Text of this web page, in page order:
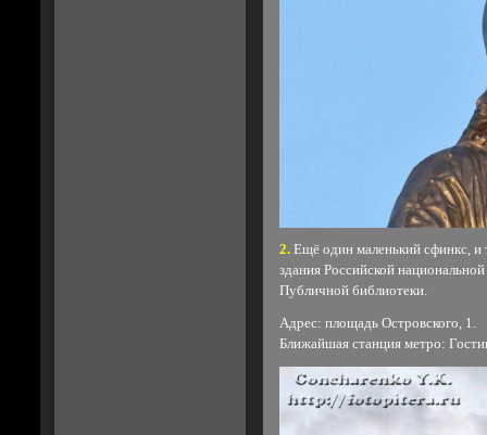
2. Ещё один маленький сфинкс,
здания Российской
Публичной библиотеки.
Адрес: площадь Островского, 1.
Ближайшая станция метро: